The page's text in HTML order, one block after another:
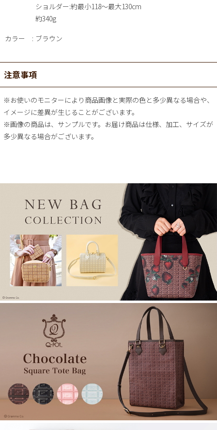
ショルダー:約最小118～最大130cm
約340g
カラー ブラウン
注意事項
※お使いのモニターにより商品画像と実際の色と多少異なる場合や、
イメージに差異が生じることがございます。
※画像の商品は、サンプルです。お届け商品は仕様、加工、サイズが
多少異なる場合がございます。